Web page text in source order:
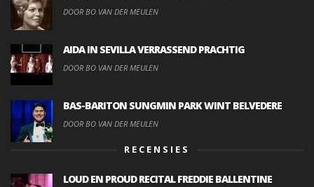
DOOR BO VAN DER MEULEN
AIDA IN SEVILLA VERRASSEND PRACHTIG
DOOR BO VAN DER MEULEN
BAS-BARITON SUNGMIN PARK WINT BELVEDERE
DOOR BO VAN DER MEULEN
RECENSIES
LOUD EN PROUD RECITAL FREDDIE BALLENTINE